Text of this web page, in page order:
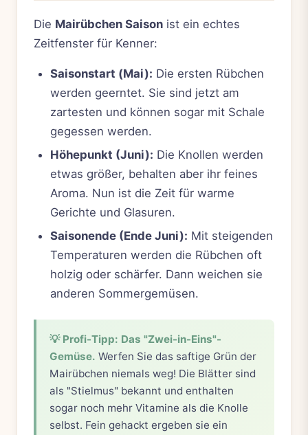
Die Mairübchen Saison ist ein echtes
Zeitfenster für Kenner:
Saisonstart (Mai): Die ersten Rübchen
werden geerntet. Sie sind jetzt am
zartesten und können sogar mit Schale
gegessen werden.
Höhepunkt (Juni): Die Knollen werden
etwas größer, behalten aber ihr feines
Aroma. Nun ist die Zeit für warme
Gerichte und Glasuren.
Saisonende (Ende Juni): Mit steigenden
Temperaturen werden die Rübchen oft
holzig oder schärfer. Dann weichen sie
anderen Sommergemüsen.
💡 Profi-Tipp: Das "Zwei-in-Eins"-
Gemüse. Werfen Sie das saftige Grün der
Mairübchen niemals weg! Die Blätter sind
als "Stielmus" bekannt und enthalten
sogar noch mehr Vitamine als die Knolle
selbst. Fein gehackt ergeben sie ein